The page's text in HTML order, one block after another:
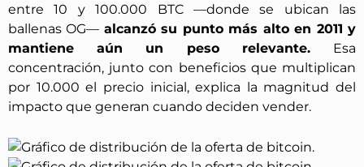
entre 10 y 100.000 BTC —donde se ubican las
ballenas OG— alcanzó su punto más alto en 2011 y
mantiene aún un peso relevante. Esa
concentración, junto con beneficios que multiplican
por 10.000 el precio inicial, explica la magnitud del
impacto que generan cuando deciden vender.